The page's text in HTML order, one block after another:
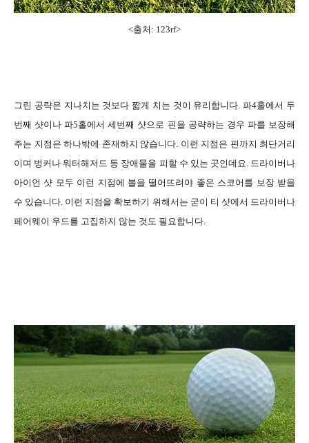
<출처: 123rf>
그린 공략은 지나치는 것보다 짧게 치는 것이 유리합니다. 파4홀에서 두
번째 샷이나 파5홀에서 세번째 샷으로 핀을 공략하는 경우 파를 보장해
주는 지점은 하나밖에 존재하지 않습니다. 이런 지점은 핀까지 최단거리
이며 벙커나 워터해저드 등 장애물을 피할 수 있는 곳인데요. 드라이버나
아이언 샷 모두 이런 지점에 볼을 떨어뜨려야 좋은 스코어를 보장 받을
수 있습니다. 이런 지점을 확보하기 위해서는 굳이 티 샷에서 드라이버나
페어웨이 우드를 고집하지 않는 것도 필요합니다.